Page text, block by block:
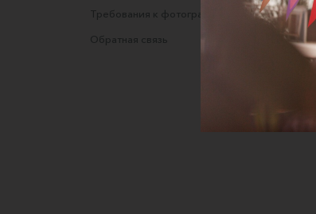
Требования к фотографиям
Обратная связь